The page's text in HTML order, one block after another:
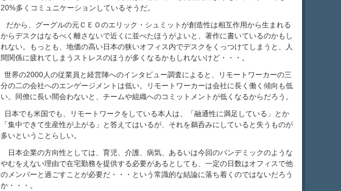
20%多くコミュニケーションしているそうだ。
だから、グーグルの元ＣＥＯのエリック・シュミットが創造性は相互作用から生まれる
からデスクはなるべく離さないで近くに並べたほうがよいと、著作に書いているのかもし
れない。もっとも、地価の高い日本の狭いオフィス内でデスクをくっつけてしまうと、人
間関係に疲れてしまうストレスのほうが多くなるかもしれないけど・・・。
世界の2000人の従業員と経営陣へのインタビュー調査によると、リモートワーカーの三
分の二の会社へのエンゲージメントは低い。リモートワーカーは会社に長く働く傾向も低
い。同僚に長い間会わないと、チームや組織へのコミットメントが低くなるからだろう。
日本でも米国でも、リモートワークをしている本人は、「融通性に満足している」とか
「集中できて生産性が上がる」と答えてはいるが、それを鵜呑みにしていると失うものが
多いということらしい。
日本企業の方向性としては、育児、介護、病気、あるいは今回のパンデミックのような
やむをえない理由で在宅勤務を提供する必要があるとしても、一定の日数はオフィスで他
のメンバーと過ごすことが必要だ・・・という常識的な結論に落ち着くのではないだろう
か・・・。